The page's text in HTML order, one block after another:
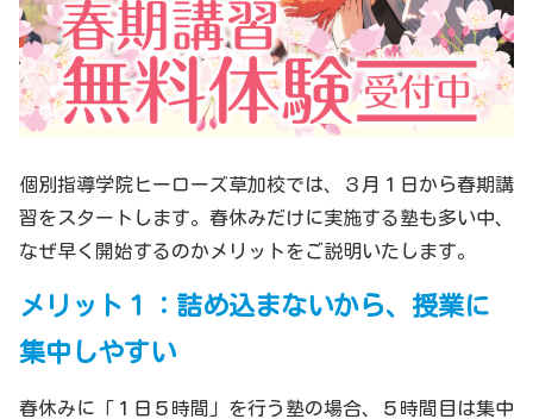
個別指導学院ヒーローズ草加校では、３月１日から春期講
習をスタートします。春休みだけに実施する塾も多い中、
なぜ早く開始するのかメリットをご説明いたします。
メリット１：詰め込まないから、授業に
集中しやすい
春休みに「１日５時間」を行う塾の場合、５時間目は集中